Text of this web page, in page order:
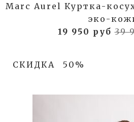
Marc Aurel Куртка-
эко-
19 950 руб39
СКИДКА 50%